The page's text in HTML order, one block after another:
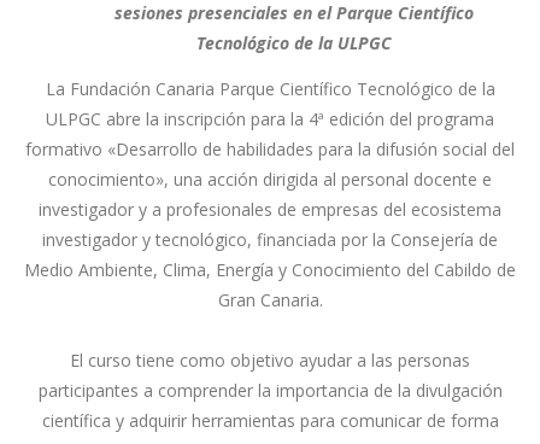
sesiones presenciales en el Parque Científico
Tecnológico de la ULPGC
La Fundación Canaria Parque Científico Tecnológico de la
ULPGC abre la inscripción para la 4ª edición del programa
formativo «Desarrollo de habilidades para la difusión social del
conocimiento», una acción dirigida al personal docente e
investigador y a profesionales de empresas del ecosistema
investigador y tecnológico, financiada por la Consejería de
Medio Ambiente, Clima, Energía y Conocimiento del Cabildo de
Gran Canaria.
El curso tiene como objetivo ayudar a las personas
participantes a comprender la importancia de la divulgación
científica y adquirir herramientas para comunicar de forma